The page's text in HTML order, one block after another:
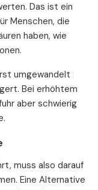
Das ist ein
Menschen, die
haben, wie
umgewandelt
Bei erhöhtem
aber schwierig
muss also darauf
Eine Alternative